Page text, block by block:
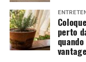
perto